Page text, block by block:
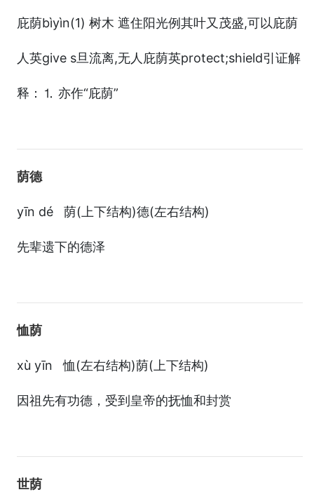
庇荫bìyìn(1) 树木 遮住阳光例其叶又茂盛,可以庇荫
人英give s旦流离,无人庇荫英protect;shield引证解
释：⒈ 亦作“庇荫”
荫德
yīn dé 荫(上下结构)德(左右结构)
先辈遗下的德泽
恤荫
xù yīn 恤(左右结构)荫(上下结构)
因祖先有功德，受到皇帝的抚恤和封赏
世荫